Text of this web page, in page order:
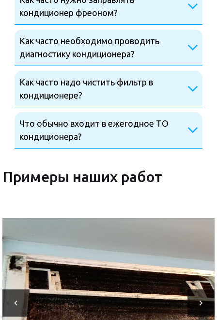
кондиционер фреоном?
Как часто необходимо проводить
диагностику кондиционера?
Как часто надо чистить фильтр в
кондиционере?
Что обычно входит в ежегодное ТО
кондиционера?
Примеры наших работ